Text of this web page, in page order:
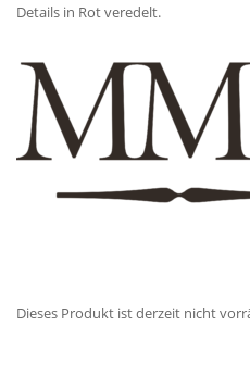
Details in Rot veredelt.
Dieses Produkt ist derzeit nicht